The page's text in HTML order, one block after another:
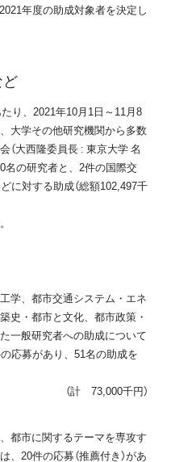
年度の助成対象者を決定し
り、2021年10月1日～11月8
大学その他研究機関から多数
（大西隆委員長 : 東京大学 名
名の研究者と、2件の国際交
に対する助成（総額102,497千
学、都市交通システム・エネ
史・都市と文化、都市政策・
一般研究者への助成について
応募があり、51名の助成を
（計 73,000千円）
都市に関するテーマを専攻す
20件の応募（推薦付き）があ